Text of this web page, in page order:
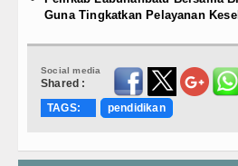
Guna Tingkatkan Pelayanan
Social media
Shared :
TAGS:
pendidikan